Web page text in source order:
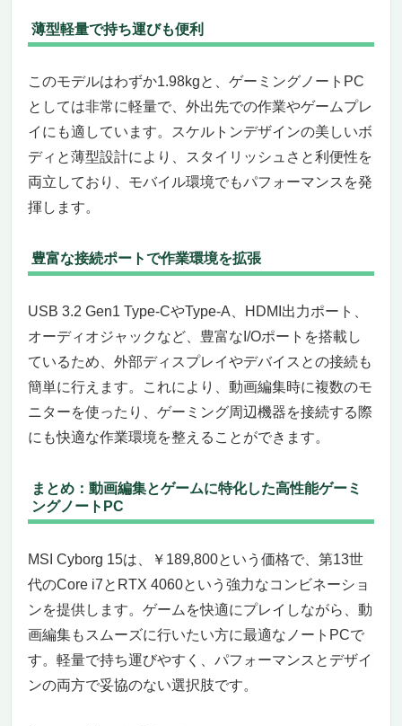
薄型軽量で持ち運びも便利
このモデルはわずか1.98kgと、ゲーミングノートPC
としては非常に軽量で、外出先での作業やゲームプレ
イにも適しています。スケルトンデザインの美しいボ
ディと薄型設計により、スタイリッシュさと利便性を
両立しており、モバイル環境でもパフォーマンスを発
揮します。
豊富な接続ポートで作業環境を拡張
USB 3.2 Gen1 Type-CやType-A、HDMI出力ポート、
オーディオジャックなど、豊富なI/Oポートを搭載し
ているため、外部ディスプレイやデバイスとの接続も
簡単に行えます。これにより、動画編集時に複数のモ
ニターを使ったり、ゲーミング周辺機器を接続する際
にも快適な作業環境を整えることができます。
まとめ：動画編集とゲームに特化した高性能ゲーミ
ングノートPC
MSI Cyborg 15は、￥189,800という価格で、第13世
代のCore i7とRTX 4060という強力なコンビネーショ
ンを提供します。ゲームを快適にプレイしながら、動
画編集もスムーズに行いたい方に最適なノートPCで
す。軽量で持ち運びやすく、パフォーマンスとデザイ
ンの両方で妥協のない選択肢です。